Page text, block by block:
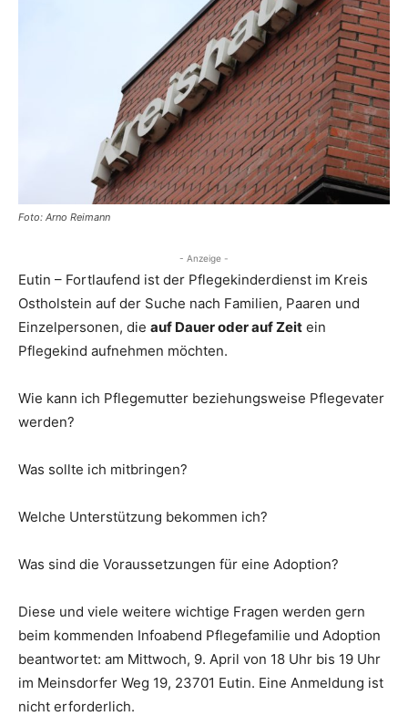
Foto: Arno Reimann
- Anzeige -
Eutin – Fortlaufend ist der Pflegekinderdienst im Kreis
Ostholstein auf der Suche nach Familien, Paaren und
Einzelpersonen, die auf Dauer oder auf Zeit ein
Pflegekind aufnehmen möchten.
Wie kann ich Pflegemutter beziehungsweise Pflegevater
werden?
Was sollte ich mitbringen?
Welche Unterstützung bekommen ich?
Was sind die Voraussetzungen für eine Adoption?
Diese und viele weitere wichtige Fragen werden gern
beim kommenden Infoabend Pflegefamilie und Adoption
beantwortet: am Mittwoch, 9. April von 18 Uhr bis 19 Uhr
im Meinsdorfer Weg 19, 23701 Eutin. Eine Anmeldung ist
nicht erforderlich.